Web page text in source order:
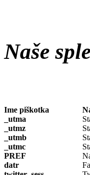
Naše
Ime piškotka
_utma
_utmz
_utmb
_utmc
PREF
datr